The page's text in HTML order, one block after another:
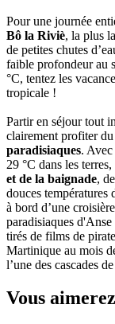
Pour une journée
Bô la Riviè, la plus
de petites chutes
faible profondeur au
°C, tentez les
tropicale !
Partir en séjour tout
clairement profiter du
paradisiaques. Avec
29 °C dans les
et de la baignade,
douces températures
à bord d’une
paradisiaques
tirés de films de
Martinique au mois
l’une des cascades
Vous